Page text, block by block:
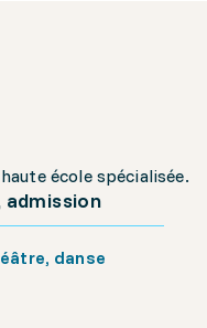
école spécialisée.
admission
danse